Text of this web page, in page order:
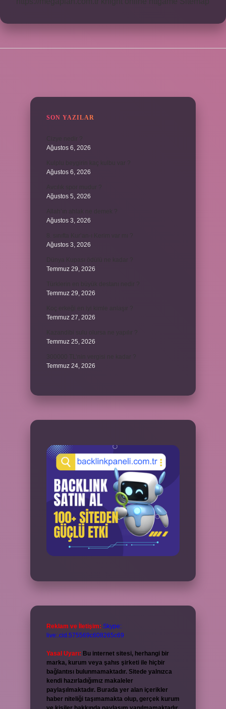
SON YAZILAR
Ağustos 6, 2026
Ağustos 6, 2026
Ağustos 5, 2026
Ağustos 3, 2026
Ağustos 3, 2026
Temmuz 29, 2026
Temmuz 29, 2026
Temmuz 27, 2026
Temmuz 25, 2026
Temmuz 24, 2026
Reklam ve İletişim: Skype:
live:.cid.575569c608265c69
Yasal Uyarı: Bu internet sitesi, herhangi bir
marka, kurum veya şahıs şirketi ile hiçbir
bağlantısı bulunmamaktadır. Sitede yalnızca
kendi hazırladığımız makaleler
paylaşılmaktadır. Burada yer alan içerikler
haber niteliği taşımamakta olup, gerçek kurum